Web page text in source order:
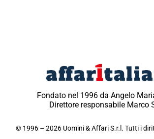
Fondato nel 1996 da Angelo
Direttore responsabile Marco
© 1996 – 2026 Uomini & Affari S.r.l. Tutti i